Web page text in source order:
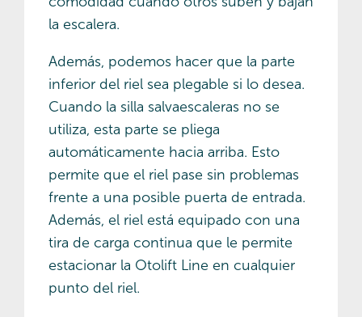
la escalera.
Además, podemos hacer que la parte
inferior del riel sea plegable si lo desea.
Cuando la silla salvaescaleras no se
utiliza, esta parte se pliega
automáticamente hacia arriba. Esto
permite que el riel pase sin problemas
frente a una posible puerta de entrada.
Además, el riel está equipado con una
tira de carga continua que le permite
estacionar la Otolift Line en cualquier
punto del riel.